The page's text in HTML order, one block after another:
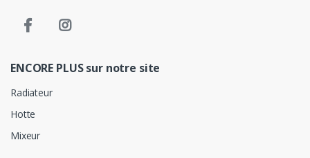
ENCORE PLUS sur notre site
Radiateur
Hotte
Mixeur